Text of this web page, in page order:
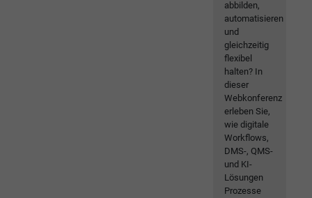
abbilden,
automatisieren
und
gleichzeitig
flexibel
halten? In
dieser
Webkonferenz
erleben Sie,
wie digitale
Workflows,
DMS-, QMS-
und KI-
Lösungen
Prozesse